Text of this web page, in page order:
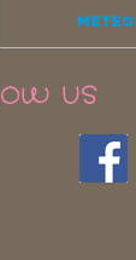
us